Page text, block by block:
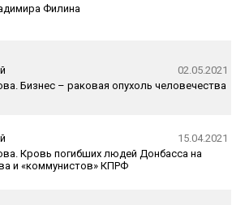
Филина
02.05.2021
Бизнес – раковая опухоль человечества
15.04.2021
Кровь погибших людей Донбасса на
и «коммунистов» КПРФ